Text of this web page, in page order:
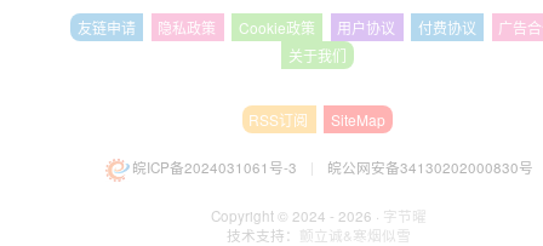
友链申请 隐私政策 Cookie政策 用户协议 付费协议
广告
关于我们
RSS订阅 SiteMap
皖ICP备2024031061号-3 | 皖公网安备34130202000830号
Copyright © 2024 - 2026 · 字节曜
技术支持： 颤立诚&寒烟似雪